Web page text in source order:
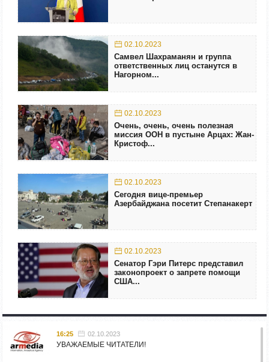
02.10.2023
Самвел Шахраманян и группа
ответственных лиц останутся в
Нагорном...
02.10.2023
Очень, очень, очень полезная
миссия ООН в пустыне Арцах: Жан-
Кристоф...
02.10.2023
Сегодня вице-премьер
Азербайджана посетит Степанакерт
02.10.2023
Сенатор Гэри Питерс представил
законопроект о запрете помощи
США...
16:25 02.10.2023
УВАЖАЕМЫЕ ЧИТАТЕЛИ!